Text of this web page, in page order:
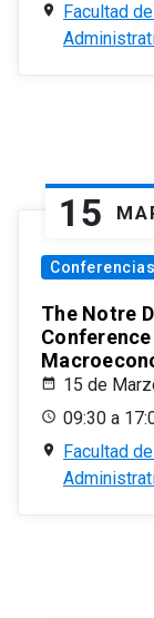
Facultad
15
Conferencias
The Notre
15 de
09:30 a
Facultad